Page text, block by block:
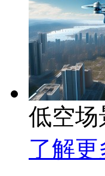
低空场
了解更